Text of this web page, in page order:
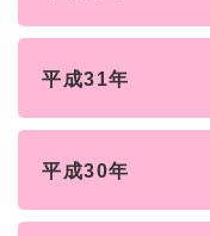
平成31年
平成30年